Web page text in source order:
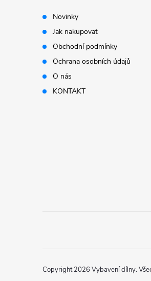
Novinky
Jak nakupovat
Obchodní podmínky
Ochrana osobních údajů
O nás
KONTAKT
Copyright 2026 Vybavení dílny.